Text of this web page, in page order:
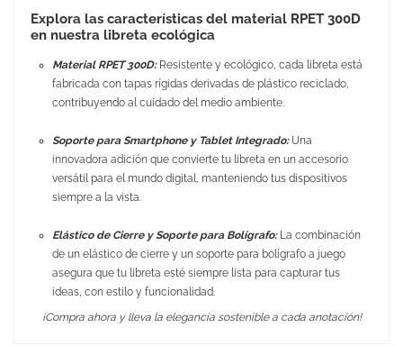
Explora las características del material RPET 300D
en nuestra libreta ecológica
Material RPET 300D:Resistente y ecológico, cada libreta está
fabricada con tapas rígidas derivadas de plástico reciclado,
contribuyendo al cuidado del medio ambiente.
Soporte para Smartphone y Tablet Integrado:Una
innovadora adición que convierte tu libreta en un accesorio
versátil para el mundo digital, manteniendo tus dispositivos
siempre a la vista.
Elástico de Cierre y Soporte para Bolígrafo:La combinación
de un elástico de cierre y un soporte para bolígrafo a juego
asegura que tu libreta esté siempre lista para capturar tus
ideas, con estilo y funcionalidad.
¡Compra ahora y lleva la elegancia sostenible a cada anotación!